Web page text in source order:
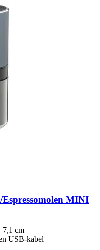
MINI
7,1 cm
USB-kabel